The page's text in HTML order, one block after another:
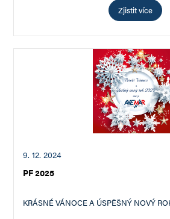
Zjistit více
9. 12. 2024
PF 2025
KRÁSNÉ VÁNOCE A ÚSPĚŠNÝ NOVÝ